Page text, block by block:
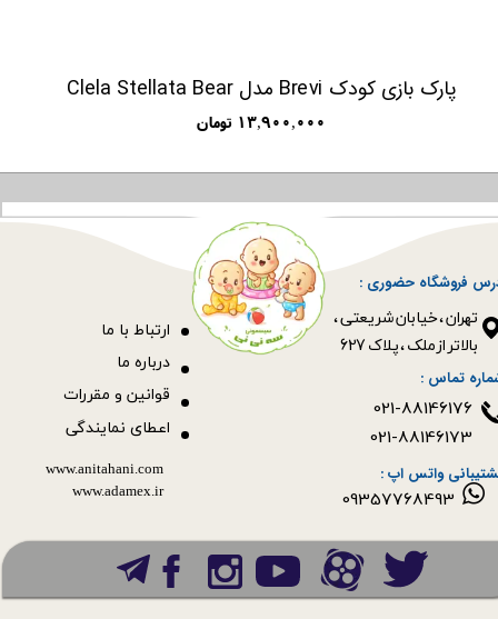
پارک بازی کودک Brevi مدل Clela Stellata Bear
۱۳,۹۰۰,۰۰۰ تومان
فروشگاه حضوری :
​​​​​​​تهران ، خیابان شریعتی ،
بالاتر از ملک ، پلاک 627​​​​​​​
قوانین و مقررات
ارتباط با ما
09357768493
درباره ما
اعطای نمایندگی
www.anitahani.com
www.ada​​​​​​​mex.ir
تماس :
واتس اپ :